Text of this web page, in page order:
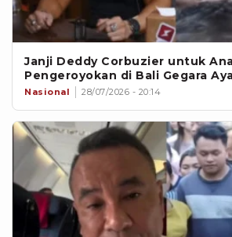
Janji Deddy Corbuzier untuk
Pengeroyokan di Bali Gegara
Nasional 28/07/2026 - 20:14